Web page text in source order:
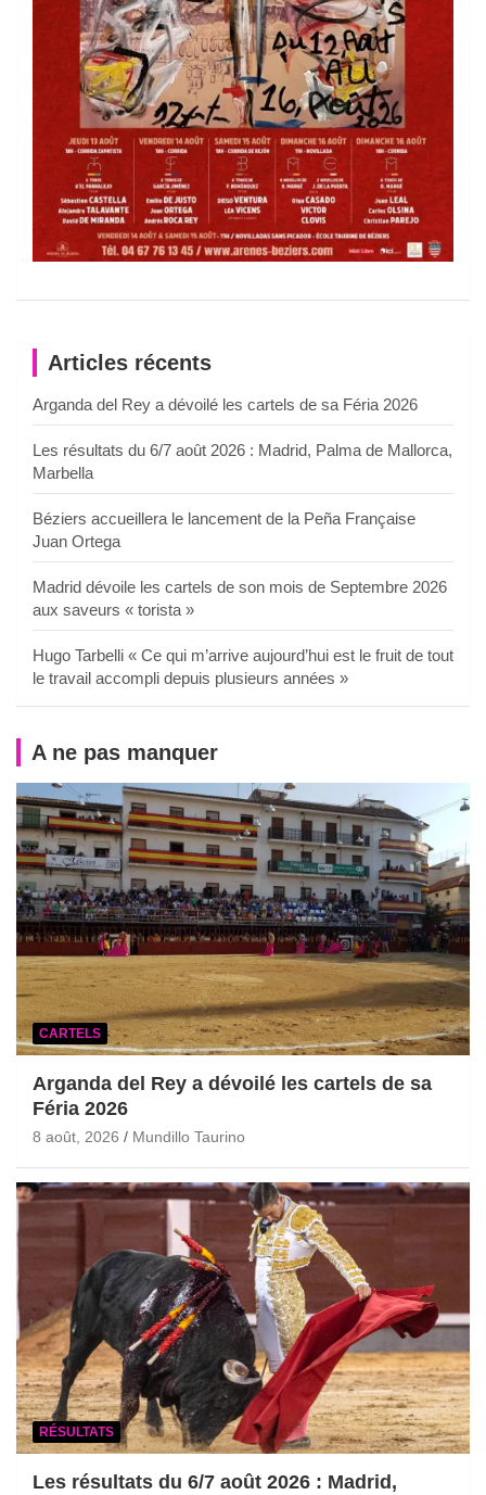
Articles récents
Arganda del Rey a dévoilé les cartels de sa Féria 2026
Les résultats du 6/7 août 2026 : Madrid, Palma de Mallorca,
Marbella
Béziers accueillera le lancement de la Peña Française
Juan Ortega
Madrid dévoile les cartels de son mois de Septembre 2026
aux saveurs « torista »
Hugo Tarbelli « Ce qui m’arrive aujourd’hui est le fruit de tout
le travail accompli depuis plusieurs années »
A ne pas manquer
CARTELS
Arganda del Rey a dévoilé les cartels de sa
Féria 2026
8 août, 2026 Mundillo Taurino
RÉSULTATS
Les résultats du 6/7 août 2026 : Madrid,